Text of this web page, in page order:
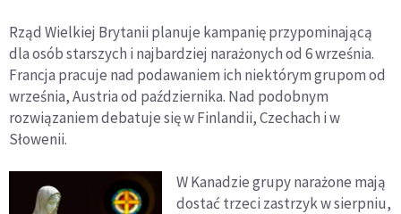
Rząd Wielkiej Brytanii planuje kampanię przypominającą
dla osób starszych i najbardziej narażonych od 6 września.
Francja pracuje nad podawaniem ich niektórym grupom od
września, Austria od października. Nad podobnym
rozwiązaniem debatuje się w Finlandii, Czechach i w
Słowenii.
W Kanadzie grupy narażone mają
dostać trzeci zastrzyk w sierpniu,